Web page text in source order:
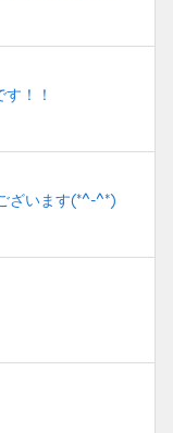
！！
ざいます(*^-^*)